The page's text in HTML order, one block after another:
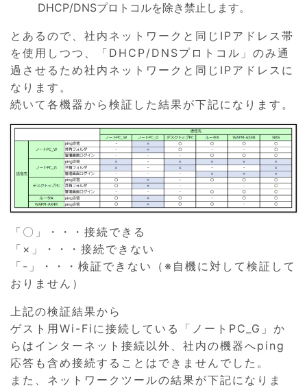
DHCP/DNSプロトコルを除き禁止します。
とあるので、社内ネットワークと同じIPアドレス帯
を使用しつつ、「DHCP/DNSプロトコル」のみ通
過させるため社内ネットワークと同じIPアドレスに
なります。
続いて各機器から検証した結果が下記になります。
「〇」・・・接続できる
「×」・・・接続できない
「-」・・・検証できない（※自機に対して検証して
おりません）
上記の検証結果から
ゲスト用Wi-Fiに接続している「ノートPC_G」か
らはインターネット接続以外、社内の機器へping
応答も含め接続することはできませんでした。
また、ネットワークツールの結果が下記になりま